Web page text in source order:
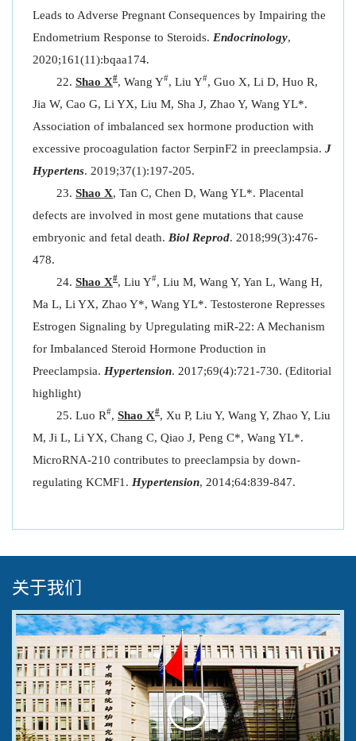
Leads to Adverse Pregnant Consequences by Impairing the
Endometrium Response to Steroids. Endocrinology,
2020;161(11):bqaa174.
Shao X#, Wang Y#, Liu Y#, Guo X, Li D, Huo R,
Jia W, Cao G, Li YX, Liu M, Sha J, Zhao Y, Wang YL*.
Association of imbalanced sex hormone production with
excessive procoagulation factor SerpinF2 in preeclampsia. J
Hypertens. 2019;37(1):197-205.
Shao X, Tan C, Chen D, Wang YL*. Placental
defects are involved in most gene mutations that cause
embryonic and fetal death. Biol Reprod. 2018;99(3):476-
478.
Shao X#, Liu Y#, Liu M, Wang Y, Yan L, Wang H,
Ma L, Li YX, Zhao Y*, Wang YL*. Testosterone Represses
Estrogen Signaling by Upregulating miR-22: A Mechanism
for Imbalanced Steroid Hormone Production in
Preeclampsia. Hypertension. 2017;69(4):721-730. (Editorial
highlight)
Luo R#, Shao X#, Xu P, Liu Y, Wang Y, Zhao Y, Liu
M, Ji L, Li YX, Chang C, Qiao J, Peng C*, Wang YL*.
MicroRNA-210 contributes to preeclampsia by down-
regulating KCMF1. Hypertension, 2014;64:839-847.
关于我们
Play